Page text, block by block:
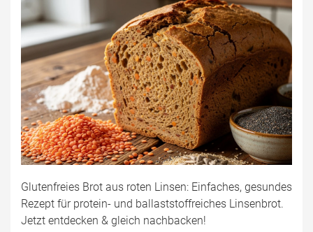
Glutenfreies Brot aus roten Linsen: Einfaches, gesundes
Rezept für protein- und ballaststoffreiches Linsenbrot.
Jetzt entdecken & gleich nachbacken!